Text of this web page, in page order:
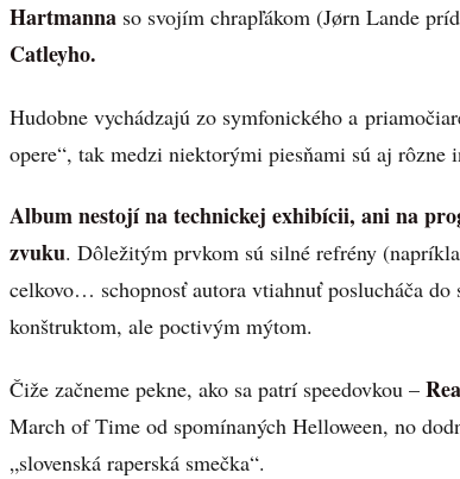
Hartmanna so svojím chrapľákom (Jørn Lande
Catleyho.
Hudobne vychádzajú zo symfonického a
opere“, tak medzi niektorými piesňami sú aj rôzne
Album nestojí na technickej exhibícii, ani na
zvuku. Dôležitým prvkom sú silné refrény
celkovo… schopnosť autora vtiahnuť poslucháča
konštruktom, ale poctivým mýtom.
Čiže začneme pekne, ako sa patrí speedovkou –
March of Time od spomínaných Helloween, no
„slovenská raperská smečka“.